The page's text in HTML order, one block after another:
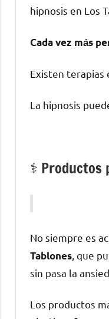
hipnosis en Los
Cada vez mа́s
Existen terapias
La hipnosis
⚕️ Productos
No siempre es
Tablones , quе
sin pasa la
Los productos